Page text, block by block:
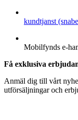
kundtjanst
Mobilfynds e-
Få exklusiva
Anmäl dig till vårt
utförsäljningar och